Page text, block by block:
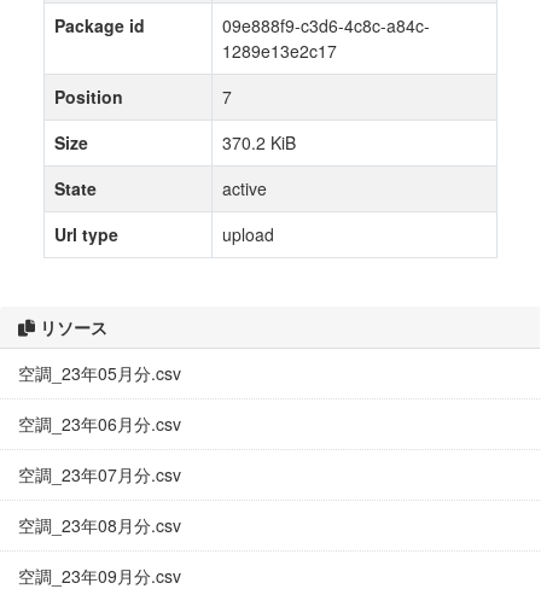
リソース
空調_23年05月分.csv
空調_23年06月分.csv
空調_23年07月分.csv
空調_23年08月分.csv
空調_23年09月分.csv
Package id
09e888f9-c3d6-4c8c-a84c-
1289e13e2c17
Position
7
Size
370.2 KiB
State
active
Url type
upload